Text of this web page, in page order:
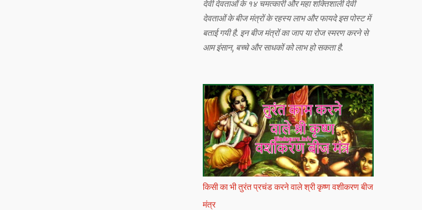
देवी देवताओं के १४ चमत्कारी और महा शक्तिशाली देवी
देवताओं के बीज मंत्रों के रहस्य लाभ और फायदे इस पोस्ट में
बताई गयी है. इन बीज मंत्रों का जाप या रोज स्मरण करने से
आम इंसान, बच्चे और साधकों को लाभ हो सकता है.
किसी का भी तुरंत प्रचंड करने वाले श्री कृष्ण वशीकरण बीज
मंत्र